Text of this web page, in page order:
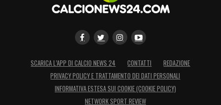
SCARICA L’APP DI CALCIO NEWS 24 CONTATTI
REDAZIONE
PRIVACY POLICY E TRATTAMENTO DEI DATI PERSONALI
INFORMATIVA ESTESA SUI COOKIE (COOKIE POLICY)
NETWORK SPORT REVIEW